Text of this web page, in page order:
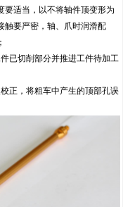
要适当，以不将轴件顶变形为
触要严密，轴、爪时润滑配
已切削部分并推进工件待加工
正，将粗车中产生的顶部孔误